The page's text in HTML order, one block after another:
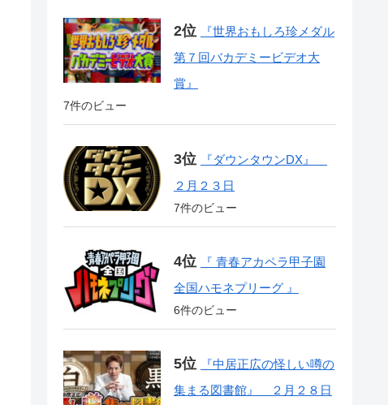
『世界おもしろ珍メダル
第７回バカデミービデオ大
賞』
7件のビュー
『ダウンタウンDX』
２月２３日
7件のビュー
『 青春アカペラ甲子園
全国ハモネプリーグ 』
6件のビュー
『中居正広の怪しい噂の
集まる図書館』 ２月２８日